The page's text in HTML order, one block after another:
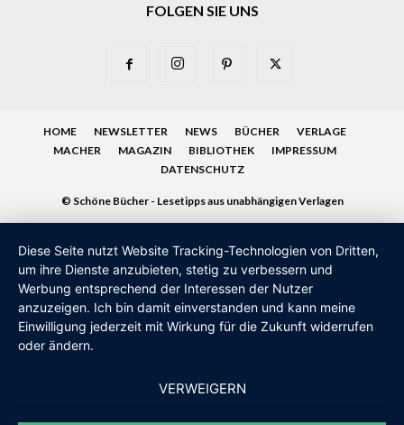
FOLGEN SIE UNS
HOME NEWSLETTER NEWS BÜCHER
VERLAGE
MACHER
MAGAZIN BIBLIOTHEK
IMPRESSUM
DATENSCHUTZ
© Schöne Bücher - Lesetipps aus unabhängigen Verlagen
Diese Seite nutzt Website Tracking-Technologien von Dritten,
um ihre Dienste anzubieten, stetig zu verbessern und
Werbung entsprechend der Interessen der Nutzer
anzuzeigen. Ich bin damit einverstanden und kann meine
Einwilligung jederzeit mit Wirkung für die Zukunft widerrufen
oder ändern.
VERWEIGERN